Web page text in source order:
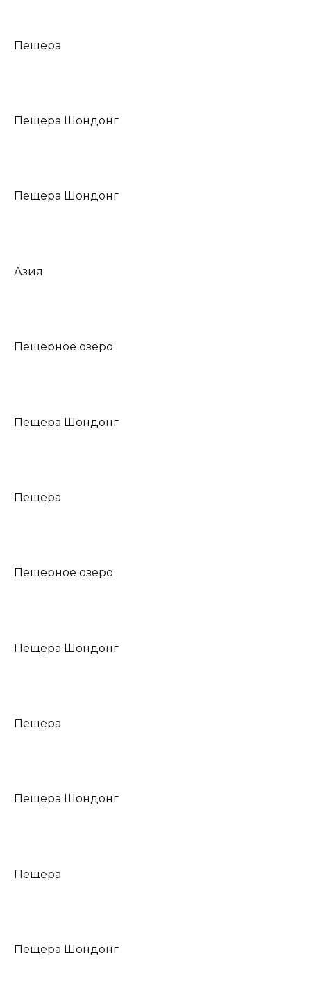
Пещера
Пещера Шондонг
Пещера Шондонг
Азия
Пещерное озеро
Пещера Шондонг
Пещера
Пещерное озеро
Пещера Шондонг
Пещера
Пещера Шондонг
Пещера
Пещера Шондонг